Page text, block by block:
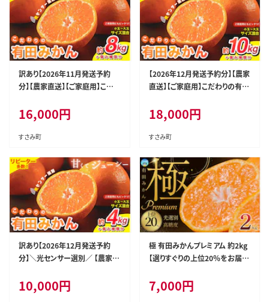
訳あり【2026年11月発送予約
分】【農家直送】【ご家庭用】こだ
(傷み補償分) 有機質肥料100%
サイズ混合 ※北海道・沖縄・離
島配送不可【nuk100-11C】
16,000円
すさみ町
【2026年12月発送予約分】【農家
直送】【ご家庭用】こだわりの有田
償分) 有機質肥料100% サイズ
混合 ※北海道・沖縄・離島配送
不可【nuk101-12C】
18,000円
すさみ町
訳あり【2026年12月発送予約
分】＼光センサー選別／ 【農家直
ん 約4kg＋150g(傷み補償分)
先行予約 有機質肥料100% サイ
10,000円
極 有田みかんプレミアム 約2kg
【選りすぐりの上位20％をお届
0% ※2026年11月～2027年1
月上旬頃に順次発送予定 ※北
7,000円